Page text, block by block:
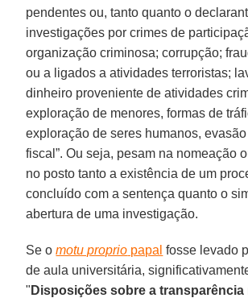
pendentes ou, tanto quanto o
investigações por crimes de
organização criminosa; corrupção;
ou a ligados a atividades terroristas;
dinheiro proveniente de atividades
exploração de menores, formas de
exploração de seres humanos,
fiscal”. Ou seja, pesam na nomeação
no posto tanto a existência de um
concluído com a sentença quanto o
abertura de uma investigação.
Se omotu proprio papal fosse levado
de aula universitária,
" Disposições sobre a transparência